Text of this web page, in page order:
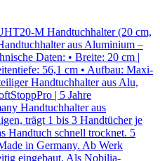
M Handtuchhalter (20 cm,
aus Aluminium –
Daten: • Breite: 20 cm |
56,1 cm • Aufbau: Maxi-
Handtuchhalter aus Alu,
| 5 Jahre
Handtuchhalter aus
trägt 1 bis 3 Handtücher je
Handtuch schnell trocknet. 5
in Germany. Ab Werk
eingebaut. Als Nobilia-